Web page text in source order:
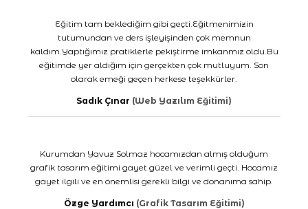
Eğitim tam beklediğim gibi geçti.Eğitmenimizin
tutumundan ve ders işleyişinden çok memnun
kaldım.Yaptığımız pratiklerle pekiştirme imkanmız oldu.Bu
eğitimde yer aldığım için gerçekten çok mutluyum. Son
olarak emeği geçen herkese teşekkürler.
Sadık Çınar (Web Yazılım Eğitimi)
Kurumdan Yavuz Solmaz hocamızdan almış olduğum
grafik tasarım eğitimi gayet güzel ve verimli geçti. Hocamız
gayet ilgili ve en önemlisi gerekli bilgi ve donanıma sahip.
Özge Yardımcı (Grafik Tasarım Eğitimi)